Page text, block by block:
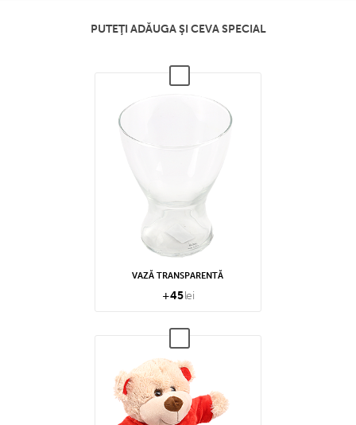
PUTEŢI ADĂUGA ŞI CEVA SPECIAL
VAZĂ TRANSPARENTĂ
+45lei